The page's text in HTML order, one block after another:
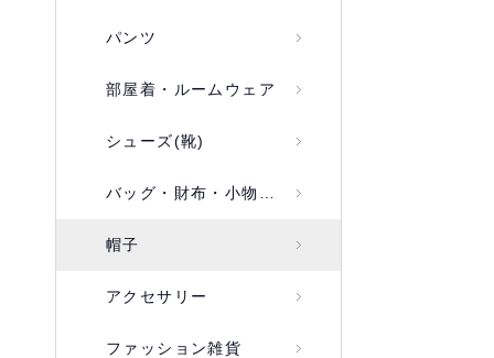
パンツ
部屋着・ルームウェア
シューズ(靴)
バッグ・財布・小物入れ
帽子
アクセサリー
ファッション雑貨